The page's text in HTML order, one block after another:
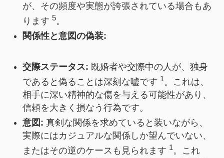
が、その頻度や実態が誇張されている場合もあ
ります 5。
関係性と意図の偽装:
交際ステータス: 既婚者や交際中の人が、独身
であると偽ることは深刻な嘘です 1。これは、
相手に深い精神的な傷を与える可能性があり、
信頼を大きく損なう行為です。
意図: 真剣な関係を求めていると装いながら、
実際にはカジュアルな関係しか望んでいない、
またはその逆のケースも見られます 1。これ